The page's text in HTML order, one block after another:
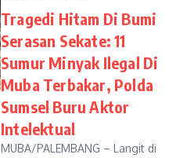
Tragedi Hitam Di Bumi
Serasan Sekate: 11
Sumur Minyak Ilegal Di
Muba Terbakar, Polda
Sumsel Buru Aktor
Intelektual
MUBA/PALEMBANG – Langit di